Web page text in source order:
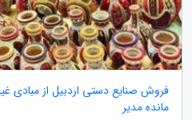
فروش صنایع دستی اردبیل از مبادی
مانده مدیر